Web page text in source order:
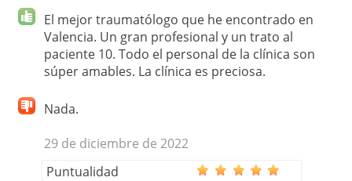
El mejor traumatólogo que he encontrado en
Valencia. Un gran profesional y un trato al
paciente 10. Todo el personal de la clínica son
súper amables. La clínica es preciosa.
Nada.
29 de diciembre de 2022
Puntualidad